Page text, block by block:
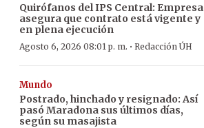
Quirófanos del IPS Central: Empresa
asegura que contrato está vigente y
en plena ejecución
Agosto 6, 2026 08:01 p. m. · Redacción ÚH
Mundo
Postrado, hinchado y resignado: Así
pasó Maradona sus últimos días,
según su masajista